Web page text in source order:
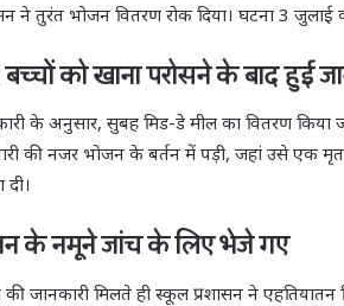
ने तुरंत भोजन वितरण रोक दिया। घटना 3 जुलाई
को खाना परोसने के बाद हुई
के अनुसार, सुबह मिड-डे मील का वितरण किया
की नजर भोजन के बर्तन में पड़ी, जहां उसे एक
के नमूने जांच के लिए भेजे गए
की जानकारी मिलते ही स्कूल प्रशासन ने